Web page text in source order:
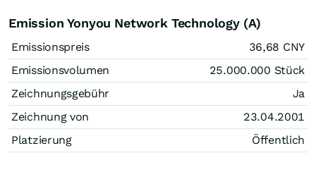
Emission Yonyou Network Technology (A)
Emissionspreis 36,68 CNY
Emissionsvolumen
25.000.000 Stück
Zeichnungsgebühr
Ja
Zeichnung von
23.04.2001
Platzierung
Öffentlich